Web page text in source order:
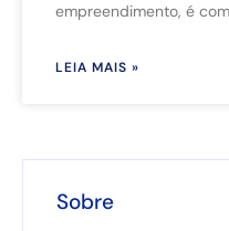
empreendimento, é
LEIA MAIS »
Sobre